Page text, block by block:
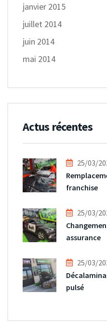
janvier 2015
juillet 2014
juin 2014
mai 2014
Actus récentes
25/03/
franchise
25/03/
assurance
25/03/
pulsé